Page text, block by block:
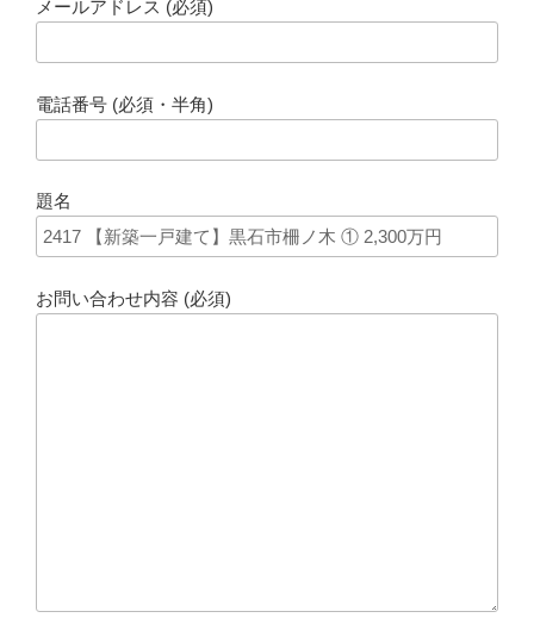
メールアドレス (必須)
電話番号 (必須・半角)
題名
お問い合わせ内容 (必須)